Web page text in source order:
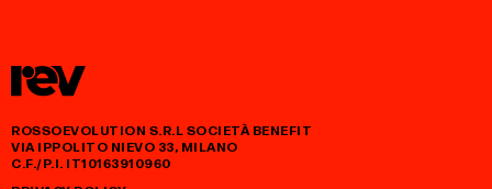
ROSSOEVOLUTION S.R.L SOCIETÀ BENEFIT
VIA IPPOLITO NIEVO 33, MILANO
C.F./P.I. IT10163910960